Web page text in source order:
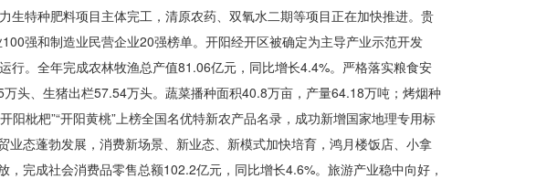
生特种肥料项目主体完工，清原农药、双氧水二期等项目正在加快推进。贵
强和制造业民营企业20强榜单。开阳经开区被确定为主导产业示范开发
行。全年完成农林牧渔总产值81.06亿元，同比增长4.4%。严格落实粮食安
头、生猪出栏57.54万头。蔬菜播种面积40.8万亩，产量64.18万吨；烤烟种
枇杷”“开阳黄桃”上榜全国名优特新农产品名录，成功新增国家地理专用标
态蓬勃发展，消费新场景、新业态、新模式加快培育，鸿月楼饭店、小拿
完成社会消费品零售总额102.2亿元，同比增长4.6%。旅游产业稳中向好，